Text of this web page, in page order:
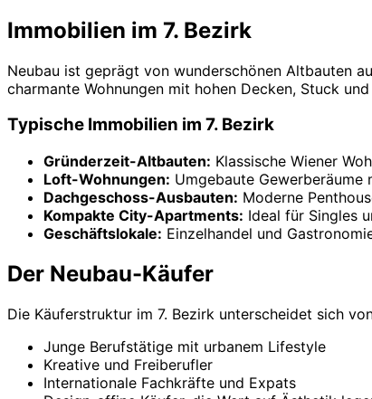
Immobilien im 7. Bezirk
Neubau ist geprägt von wunderschönen Altbauten
charmante Wohnungen mit hohen Decken, Stuck
Typische Immobilien im 7. Bezirk
Gründerzeit-Altbauten: Klassische Wiener
Loft-Wohnungen: Umgebaute Gewerberäume
Dachgeschoss-Ausbauten: Moderne
Kompakte City-Apartments: Ideal für Singles
Geschäftslokale: Einzelhandel und
Der Neubau-Käufer
Die Käuferstruktur im 7. Bezirk unterscheidet sich
Junge Berufstätige mit urbanem Lifestyle
Kreative und Freiberufler
Internationale Fachkräfte und Expats